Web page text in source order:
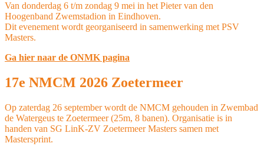
Van donderdag 6 t/m zondag 9 mei in het Pieter van den
Hoogenband Zwemstadion in Eindhoven.
Dit evenement wordt georganiseerd in samenwerking met PSV
Masters.
Ga hier naar de ONMK pagina
17e NMCM 2026 Zoetermeer
Op zaterdag 26 september wordt de NMCM gehouden in Zwembad
de Watergeus te Zoetermeer (25m, 8 banen). Organisatie is in
handen van SG LinK-ZV Zoetermeer Masters samen met
Mastersprint.